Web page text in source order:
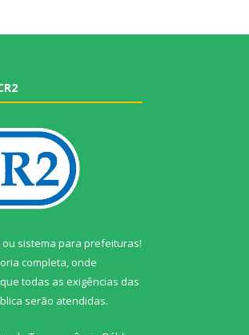
ou sistema para prefeituras!
completa, onde
todas as exigências das
serão atendidas.